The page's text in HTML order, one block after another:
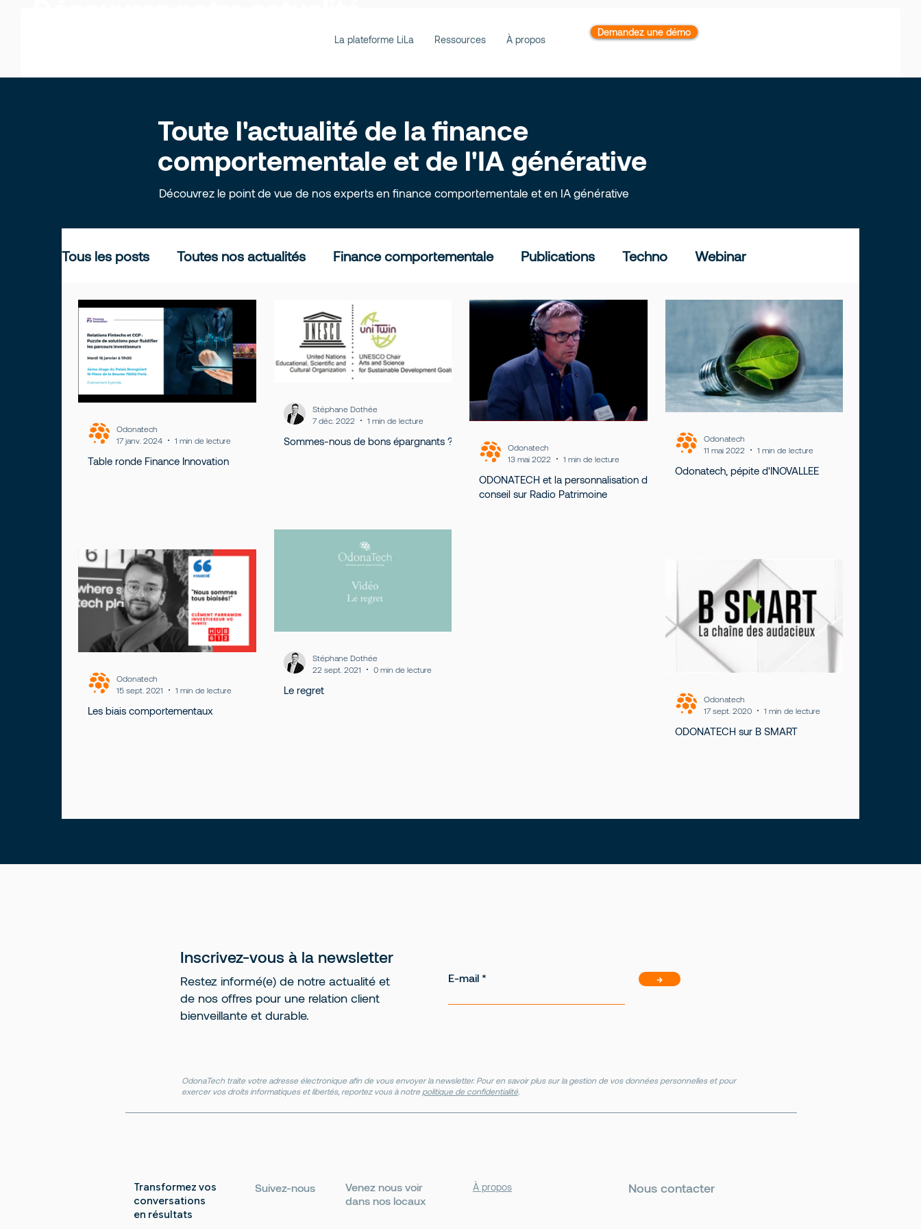
La plateforme LiLa Ressources À propos
Demandez une démo
Toute l'actualité de la finance
comportementale et de l'IA générative
Découvrez le point de vue de nos experts en finance comportementale et en IA générative
Tous les posts Toutes nos actualités Finance comportementale Publications Techno Webinar
Expérience client
Table ronde Finance Innovation
Odonatech
17 janv. 2024
1 min de lecture Sommes-nous de bons épargnants ?
Stéphane Dothée
7 déc. 2022
1 min de lecture
ODONATECH et la personnalisation du
conseil sur Radio Patrimoine
Odonatech
13 mai 2022
1 min de lecture
Odonatech, pépite d'INOVALLEE
Odonatech
11 mai 2022
1 min de lecture
Le regret
Stéphane Dothée
22 sept. 2021
0 min de lecture
Les biais comportementaux
Odonatech
15 sept. 2021
1 min de lecture
ODONATECH sur B SMART
Odonatech
17 sept. 2020
1 min de lecture
Inscrivez-vous à la newsletter
Restez informé(e) de notre actualité et
de nos offres pour une relation client
bienveillante et durable.
E-mail →
OdonaTech traite votre adresse électronique afin de vous envoyer la newsletter. Pour en savoir plus sur la gestion de vos données personnelles et pour
exercer vos droits informatiques et libertés, reportez vous à notre politique de confidentialité
Suivez-nous
Venez nous voir
dans nos locaux
À propos Nous contacter
Transformez vos
conversations
en résultats